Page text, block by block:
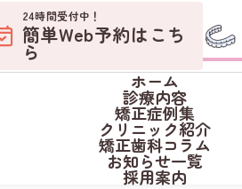
24時間受付中！
簡単Web予約はこち
ら
ホーム
診療内容
矯正症例集
クリニック紹介
矯正歯科コラム
お知らせ一覧
採用案内
訳をわかりやすく解説